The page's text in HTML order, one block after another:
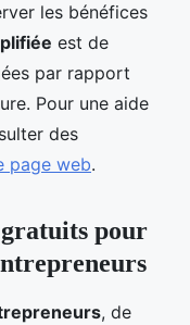
les bénéfices
est de
par rapport
Pour une aide
des
page web.
gratuits pour
, de